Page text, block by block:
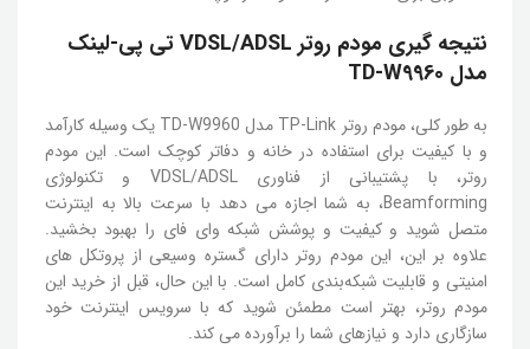
نتیجه گیری مودم روتر VDSL/ADSL تی پی-لینک
مدل TD-W9960
به طور کلی، مودم روتر TP-Link مدل TD-W9960 یک وسیله کارآمد
و با کیفیت برای استفاده در خانه و دفاتر کوچک است. این مودم
روتر، با پشتیبانی از فناوری VDSL/ADSL و تکنولوژی
Beamforming، به شما اجازه می دهد با سرعت بالا به اینترنت
متصل شوید و کیفیت و پوشش شبکه وای فای را بهبود بخشید.
علاوه بر این، این مودم روتر دارای گستره وسیعی از پروتکل های
امنیتی و قابلیت شبکه‌بندی کامل است. با این حال، قبل از خرید این
مودم روتر، بهتر است مطمئن شوید که با سرویس اینترنت خود
سازگاری دارد و نیازهای شما را برآورده می کند.